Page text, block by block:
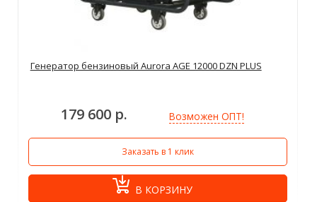
Генератор бензиновый Aurora AGE 12000 DZN PLUS
179 600 р. Возможен ОПТ!
Заказать в 1 клик
В КОРЗИНУ